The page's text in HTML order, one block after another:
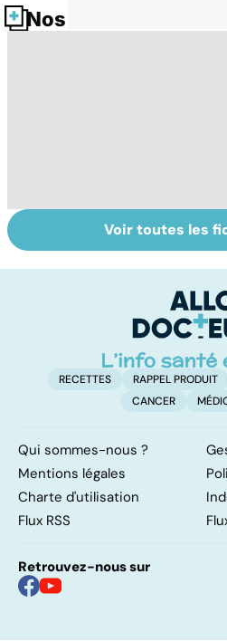
Nos fiches santé
Dérèglement
hormonal : et si
Voir toutes les
RECETTES RAPPEL PRODUIT
CANCER
Qui sommes-nous ?
Mentions légales
Charte d'utilisation
Flux RSS
Retrouvez-nous sur